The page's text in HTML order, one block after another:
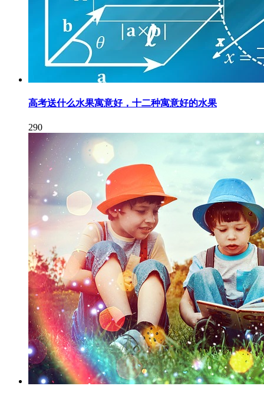
高考送什么水果寓意好，十二种寓意好的水果
290